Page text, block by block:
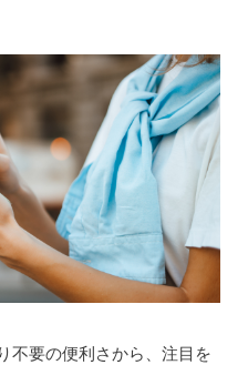
不要の便利さから、注目を